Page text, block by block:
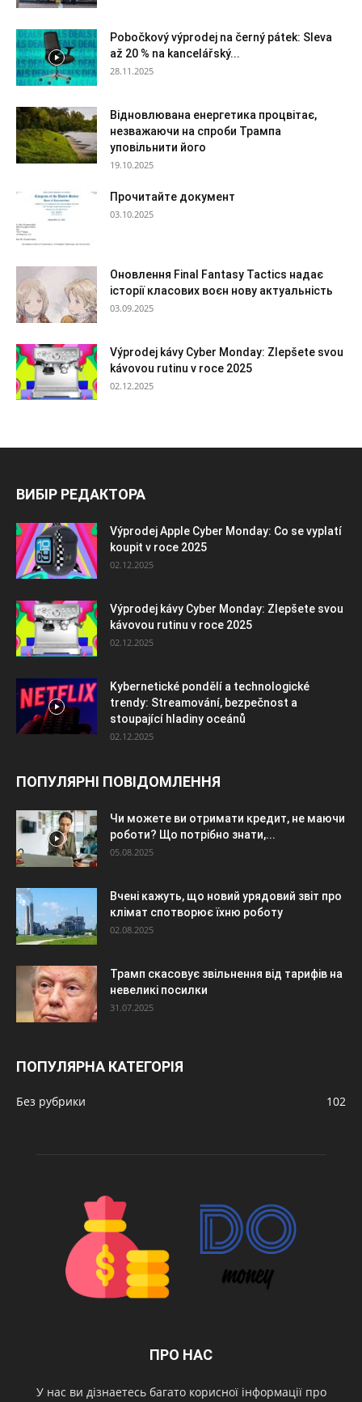
Pobočkový výprodej na černý pátek: Sleva
až 20 % na kancelářský...
28.11.2025
Відновлювана енергетика процвітає,
незважаючи на спроби Трампа
уповільнити його
19.10.2025
Прочитайте документ
03.10.2025
Оновлення Final Fantasy Tactics надає
історії класових воєн нову актуальність
03.09.2025
Výprodej kávy Cyber Monday: Zlepšete svou
kávovou rutinu v roce 2025
02.12.2025
ВИБІР РЕДАКТОРА
Výprodej Apple Cyber Monday: Co se vyplatí
koupit v roce 2025
02.12.2025
Výprodej kávy Cyber Monday: Zlepšete svou
kávovou rutinu v roce 2025
02.12.2025
Kybernetické pondělí a technologické
trendy: Streamování, bezpečnost a
stoupající hladiny oceánů
02.12.2025
ПОПУЛЯРНІ ПОВІДОМЛЕННЯ
Чи можете ви отримати кредит, не маючи
роботи? Що потрібно знати,...
05.08.2025
Вчені кажуть, що новий урядовий звіт про
клімат спотворює їхню роботу
02.08.2025
Трамп скасовує звільнення від тарифів на
невеликі посилки
31.07.2025
ПОПУЛЯРНА КАТЕГОРІЯ
Без рубрики 102
ПРО НАС
У нас ви дізнаетесь багато корисної інформації про